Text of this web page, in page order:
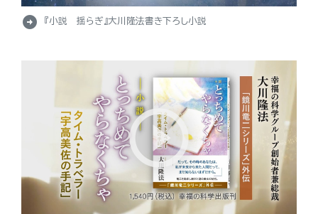
arrow_circle_right 『小説 揺らぎ』大川隆法書き下ろし小説